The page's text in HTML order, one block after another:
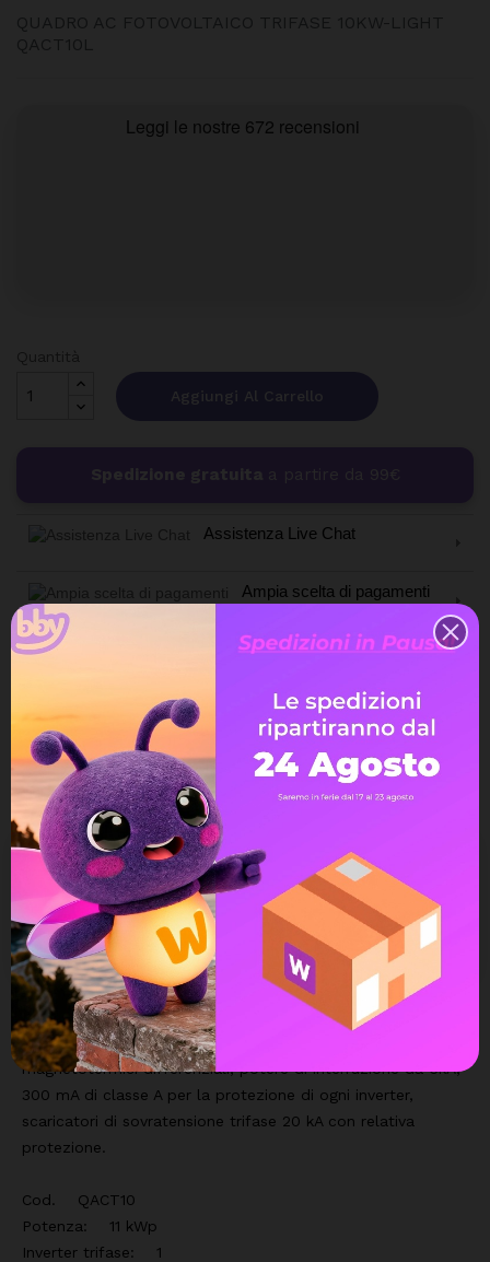
Aggiungi Al Carrello
Assistenza Live Chat
Ampia scelta di pagamenti
Spedizione express veloce
Possibilità di reso e rimborso
DESCRIZIONE
DETTAGLI DEL PRODOTTO
Quadri AC, (senza interfaccia), composti da interruttori
magnetotermici differenziali, potere di interruzione da 6kA,
300 mA di classe A per la protezione di ogni inverter,
scaricatori di sovratensione trifase 20 kA con relativa
protezione.
Cod. QACT10
Potenza: 11 kWp
Inverter trifase: 1